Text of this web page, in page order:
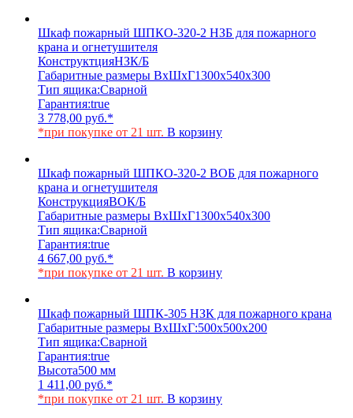
Шкаф пожарный ШПКО-320-2 НЗБ для пожарного
крана и огнетушителя
КонструктцияНЗК/Б
Габаритные размеры ВхШхГ1300х540х300
Тип ящика:Сварной
Гарантия:true
3 778,00 руб.*
*при покупке от 21 шт. В корзину
Шкаф пожарный ШПКО-320-2 ВОБ для пожарного
крана и огнетушителя
КонструкцияВОК/Б
Габаритные размеры ВхШхГ1300х540х300
Тип ящика:Сварной
Гарантия:true
4 667,00 руб.*
*при покупке от 21 шт. В корзину
Шкаф пожарный ШПК-305 НЗК для пожарного крана
Габаритные размеры ВхШхГ:500х500х200
Тип ящика:Сварной
Гарантия:true
Высота500 мм
1 411,00 руб.*
*при покупке от 21 шт. В корзину